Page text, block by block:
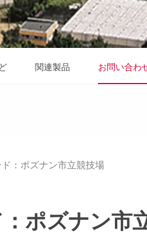
関連製品 お問い合わ
：ポズナン市立競技場
ポズナン市